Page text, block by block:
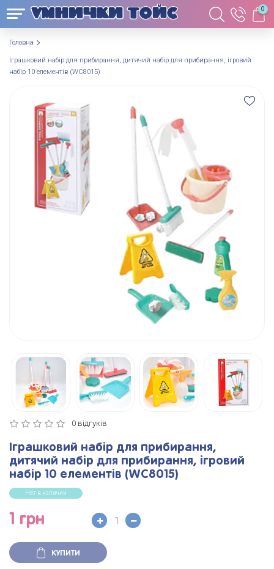
0
Головна
Іграшковий набір для прибирання, дитячий набір для прибирання, ігровий
набір 10 елементів (WC8015)
0 відгуків
Іграшковий набір для прибирання,
дитячий набір для прибирання, ігровий
набір 10 елементів (WC8015)
Нет в наличии
1 грн
КУПИТИ